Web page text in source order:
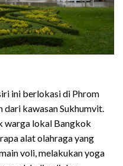
ini berlokasi di Phrom
dari kawasan Sukhumvit.
warga lokal Bangkok
alat olahraga yang
voli, melakukan yoga